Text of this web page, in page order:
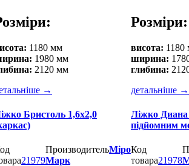
1180 мм
1980 мм
2120 мм
→
Розміри:
висота: 1180
ширина:
глибина:
детальніше →
Бристоль 1,6х2,0
21979
ПроизводительМіро
Марк
Ліжко Диана
підйомним
Код
товара21978